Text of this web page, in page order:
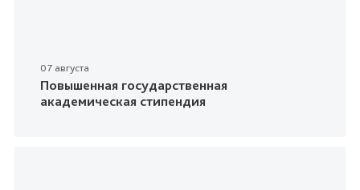
07 августа
Повышенная государственная
академическая стипендия